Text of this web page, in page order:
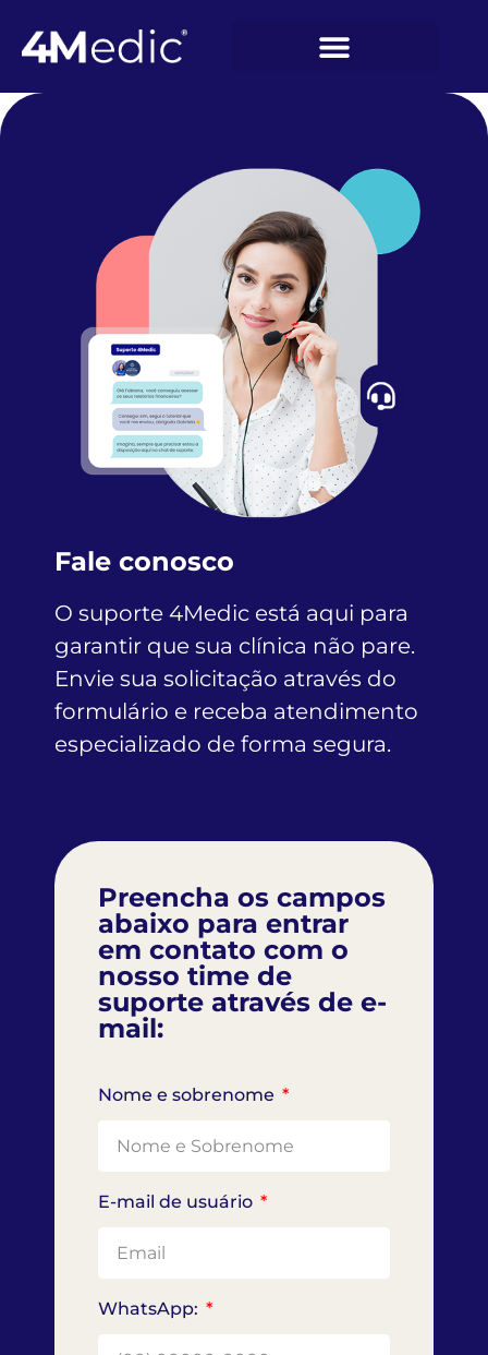
Fale conosco
O suporte 4Medic está aqui para
garantir que sua clínica não pare.
Envie sua solicitação através do
formulário e receba atendimento
especializado de forma segura.
Preencha os campos
abaixo para entrar
em contato com o
nosso time de
suporte através de e-
mail:
Nome e sobrenome
E-mail de usuário
WhatsApp: